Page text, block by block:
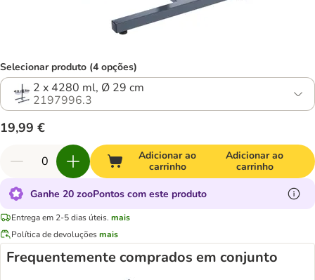
Selecionar produto (4 opções)
2 x 4280 ml, Ø 29 cm
2197996.3
19,99 €
Adicionar ao
carrinho
Adicionar ao
carrinho
Ganhe 20 zooPontos com este produto
Entrega em 2-5 dias úteis. mais
Política de devoluçõesmais
Frequentemente comprados em conjunto